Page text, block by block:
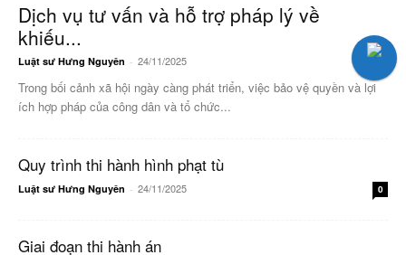
Dịch vụ tư vấn và hỗ trợ pháp lý về
khiếu...
Luật sư Hưng Nguyên - 24/11/2025
Trong bối cảnh xã hội ngày càng phát triển, việc bảo vệ quyền và lợi
ích hợp pháp của công dân và tổ chức...
Quy trình thi hành hình phạt tù
Luật sư Hưng Nguyên - 24/11/2025 0
Giai đoạn thi hành án